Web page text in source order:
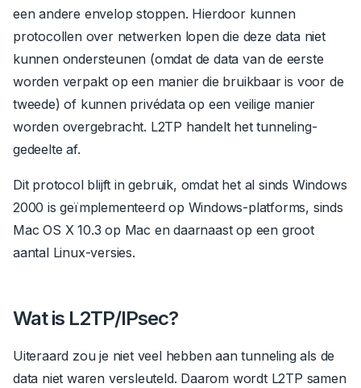
een andere envelop stoppen. Hierdoor kunnen
protocollen over netwerken lopen die deze data niet
kunnen ondersteunen (omdat de data van de eerste
worden verpakt op een manier die bruikbaar is voor de
tweede) of kunnen privédata op een veilige manier
worden overgebracht. L2TP handelt het tunneling-
gedeelte af.
Dit protocol blijft in gebruik, omdat het al sinds Windows
2000 is geïmplementeerd op Windows-platforms, sinds
Mac OS X 10.3 op Mac en daarnaast op een groot
aantal Linux-versies.
Wat is L2TP/IPsec?
Uiteraard zou je niet veel hebben aan tunneling als de
data niet waren versleuteld. Daarom wordt L2TP samen